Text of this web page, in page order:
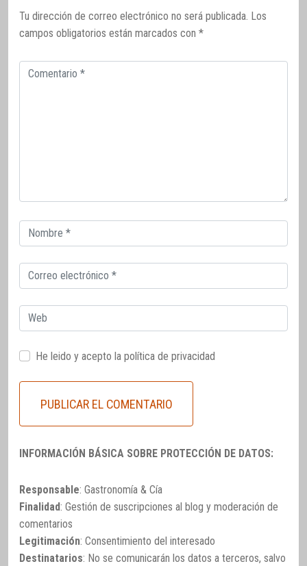
Tu dirección de correo electrónico no será publicada. Los
campos obligatorios están marcados con *
Comentario
Correo
electrónico
Correo
electrónico
Web
He leido y acepto la política de privacidad
INFORMACIÓN BÁSICA SOBRE PROTECCIÓN DE DATOS:
Responsable: Gastronomía & Cía
Finalidad: Gestión de suscripciones al blog y moderación de
comentarios
Legitimación: Consentimiento del interesado
Destinatarios: No se comunicarán los datos a terceros, salvo